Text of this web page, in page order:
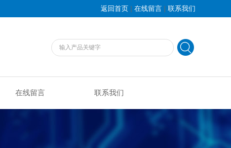
返回首页 | 在线留言 | 联系我们
在线留言 联系我们